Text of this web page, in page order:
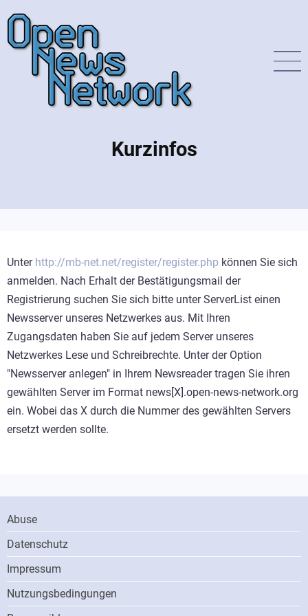
Inhalt
Kurzinfos
Unter http://mb-net.net/register/register.php können Sie sich
anmelden. Nach Erhalt der Bestätigungsmail der
Registrierung suchen Sie sich bitte unter ServerList einen
Newsserver unseres Netzwerkes aus. Mit Ihren
Zugangsdaten haben Sie auf jedem Server unseres
Netzwerkes Lese und Schreibrechte. Unter der Option
"Newsserver anlegen" in Ihrem Newsreader tragen Sie ihren
gewählten Server im Format news[X].open-news-network.org
ein. Wobei das X durch die Nummer des gewählten Servers
ersetzt werden sollte.
Footer
Menu
Abuse
Datenschutz
Impressum
Nutzungsbedingungen